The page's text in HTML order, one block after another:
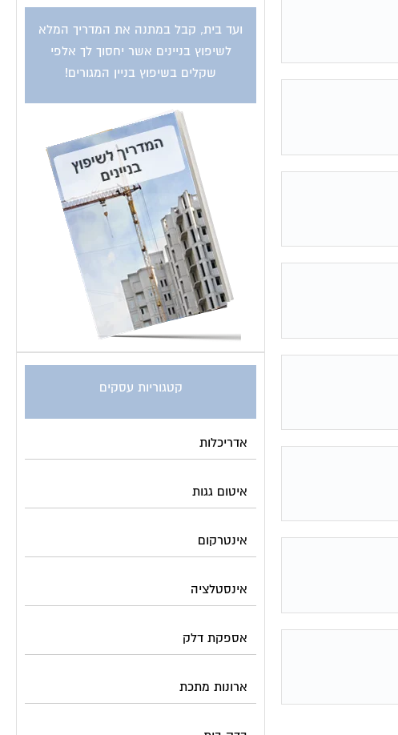
ועד בית, קבל במתנה את המדריך המלא
לשיפוץ בניינים אשר יחסוך לך אלפי
שקלים בשיפוץ בניין המגורים!
קטגוריות עסקים
אדריכלות
איטום גגות
אינטרקום
אינסטלציה
אספקת דלק
ארונות מתכת